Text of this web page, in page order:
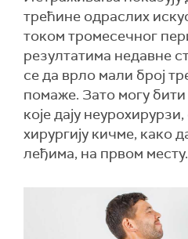
трећине одраслих
током тромесечног
резултатима недавне
се да врло мали број
помаже. Зато могу
које дају
хирургију кичме, како
леђима, на првом месту.